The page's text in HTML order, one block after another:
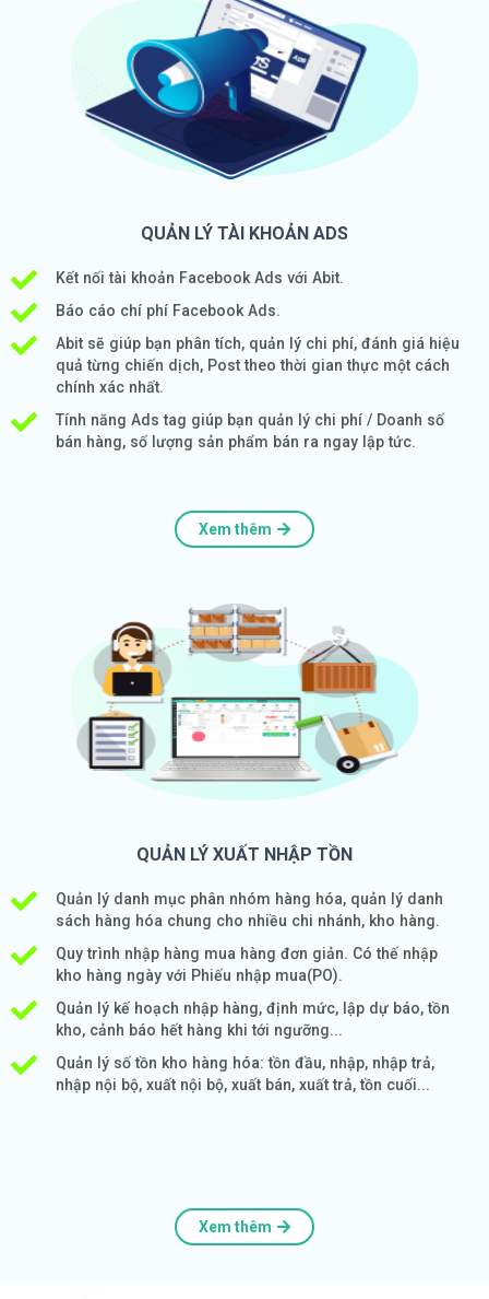
QUẢN LÝ TÀI KHOẢN ADS
Kết nối tài khoản Facebook Ads với Abit.
Báo cáo chí phí Facebook Ads.
Abit sẽ giúp bạn phân tích, quản lý chi phí, đánh giá hiệu
quả từng chiến dịch, Post theo thời gian thực một cách
chính xác nhất.
Tính năng Ads tag giúp bạn quản lý chi phí / Doanh số
bán hàng, số lượng sản phẩm bán ra ngay lập tức.
Xem thêm
QUẢN LÝ XUẤT NHẬP TỒN
Quản lý danh mục phân nhóm hàng hóa, quản lý danh
sách hàng hóa chung cho nhiều chi nhánh, kho hàng.
Quy trình nhập hàng mua hàng đơn giản. Có thế nhập
kho hàng ngày với Phiếu nhập mua(PO).
Quản lý kế hoạch nhập hàng, định mức, lập dự báo, tồn
kho, cảnh báo hết hàng khi tới ngưỡng...
Quản lý số tồn kho hàng hóa: tồn đầu, nhập, nhập trả,
nhập nội bộ, xuất nội bộ, xuất bán, xuất trả, tồn cuối...
Xem thêm